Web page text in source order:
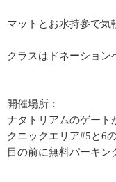
マットとお水持参で気
クラスはドネーション
開催場所：
ナタトリアムのゲート
クニックエリア#5と6の
目の前に無料パーキン